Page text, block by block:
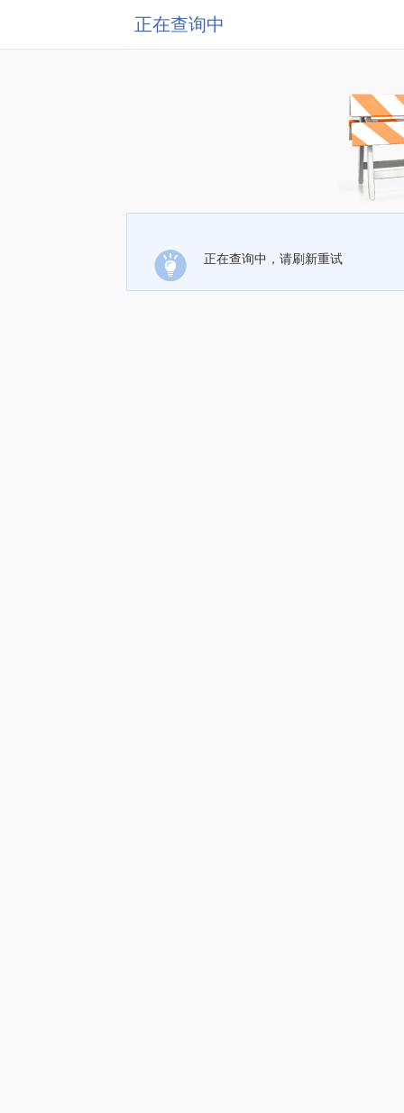
正在查询中
正在查询中，请刷新重试